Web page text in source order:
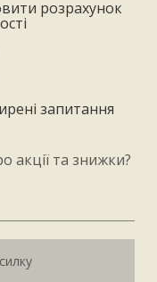
розрахунок
запитання
акції та знижки?